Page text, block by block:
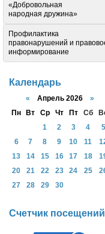
«Добровольная
народная дружина»
Профилактика
правонарушений и
информирование
Календарь
« Апрель 2026 »
Пн
Вт Ср Чт Пт Сб
1
2 3 4
5
6
7 8 9 10 11
13
14 15 16 17 18
20
21 22 23 24 25
27
28 29 30
Счетчик посещений